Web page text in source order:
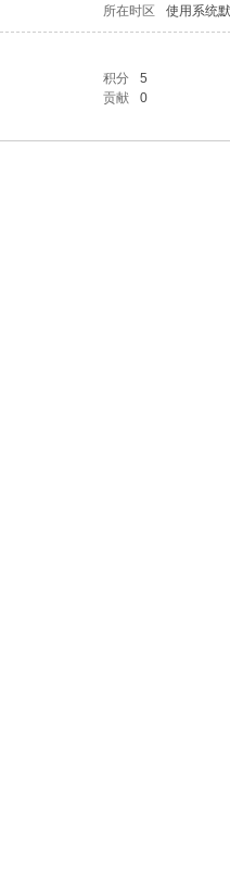
所在时区 使用系统
积分
5
贡献 0